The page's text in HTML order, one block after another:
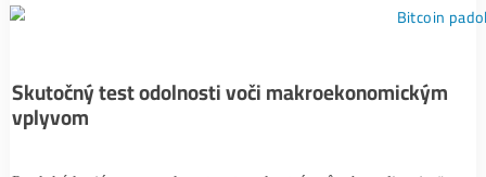
peniaze v systéme chýbajú, ani tie najlepšie fundamenty
prudšie prepady, no stále vykazujevysokú koreláciu s
akciovým trhom